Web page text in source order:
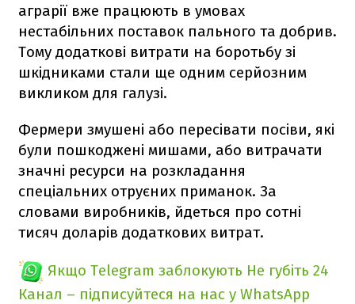
аграрії вже працюють в умовах
нестабільних поставок пального та добрив.
Тому додаткові витрати на боротьбу зі
шкідниками стали ще одним серйозним
викликом для галузі.
Фермери змушені або пересівати посіви, які
були пошкоджені мишами, або витрачати
значні ресурси на розкладання
спеціальних отруєних приманок. За
словами виробників, йдеться про сотні
тисяч доларів додаткових витрат.
Якщо Telegram заблокують Не губіть 24
Канал – підписуйтеся на нас у WhatsApp